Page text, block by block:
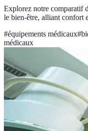
Explorez notre comparatif
le bien-être, alliant confort
#équipements médicaux#
médicaux